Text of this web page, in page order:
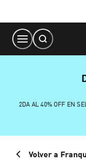
Content
2DA AL 40% OFF EN
Volver a